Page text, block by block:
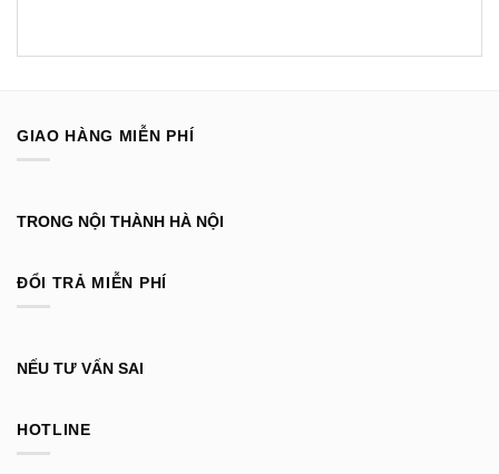
GIAO HÀNG MIỄN PHÍ
TRONG NỘI THÀNH HÀ NỘI
ĐỔI TRẢ MIỄN PHÍ
NẾU TƯ VẤN SAI
HOTLINE